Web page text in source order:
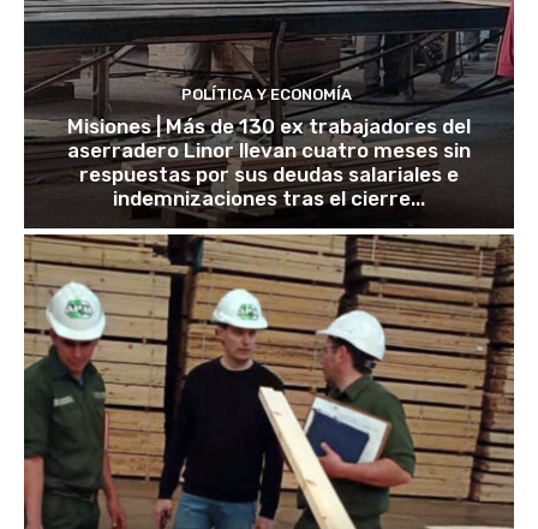
POLÍTICA Y ECONOMÍA
Misiones | Más de 130 ex trabajadores del
aserradero Linor llevan cuatro meses sin
respuestas por sus deudas salariales e
indemnizaciones tras el cierre...